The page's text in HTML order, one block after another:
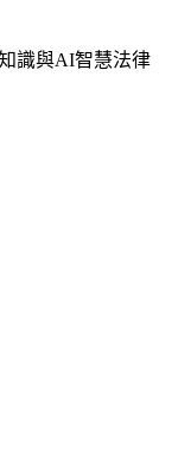
識與AI智慧法律